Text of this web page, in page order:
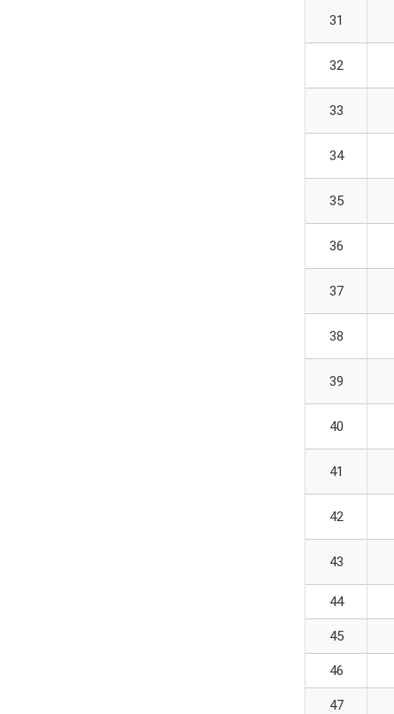
31
32
33
34
35
36
37
38
39
40
41
42
43
44
45
46
47